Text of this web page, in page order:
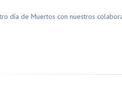
día de Muertos con nuestros